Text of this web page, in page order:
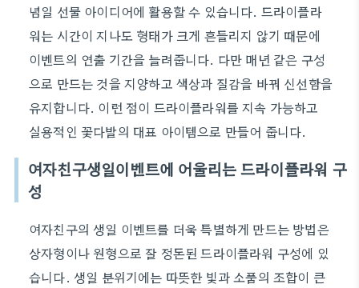
념일 선물 아이디어에 활용할 수 있습니다. 드라이플라
워는 시간이 지나도 형태가 크게 흔들리지 않기 때문에
이벤트의 연출 기간을 늘려줍니다. 다만 매년 같은 구성
으로 만드는 것을 지양하고 색상과 질감을 바꿔 신선함을
유지합니다. 이런 점이 드라이플라워를 지속 가능하고
실용적인 꽃다발의 대표 아이템으로 만들어 줍니다.
여자친구생일이벤트에 어울리는 드라이플라워 구
성
여자친구의 생일 이벤트를 더욱 특별하게 만드는 방법은
상자형이나 원형으로 잘 정돈된 드라이플라워 구성에 있
습니다. 생일 분위기에는 따뜻한 빛과 소품의 조합이 큰